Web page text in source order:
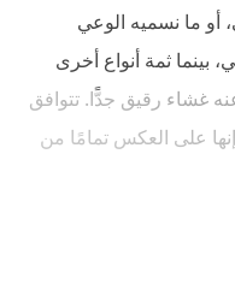
أو ما نسميه الوعي
بينما ثمة أنواع أخرى
غشاء رقيق جدًّا. تتوافق
على العكس تمامًا من